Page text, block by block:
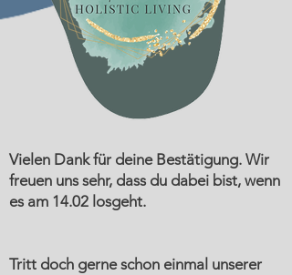
Vielen Dank für deine Bestätigung. Wir
freuen uns sehr, dass du dabei bist, wenn
es am 14.02 losgeht.
Tritt doch gerne schon einmal unserer